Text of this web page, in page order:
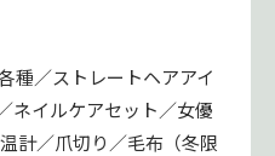
種／ストレートヘアアイ
ネイルケアセット／女優
計／爪切り／毛布（冬限